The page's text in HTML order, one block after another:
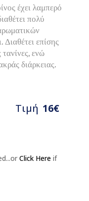
έχει λαμπερό
πολύ
επίσης
ενώ
διάρκειας.
Τιμή 16€
Click Hereif